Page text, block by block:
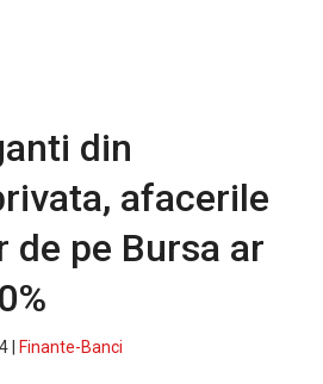
din
afacerile
de pe Bursa ar
|
Finante-Banci